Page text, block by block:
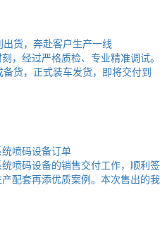
货，奔赴客户生产一线
，经过严格质检、专业精准调试。
货，正式装车发货，即将交付到
喷码设备订单
喷码设备的销售交付工作，顺利签
配套再添优质案例。本次售出的我